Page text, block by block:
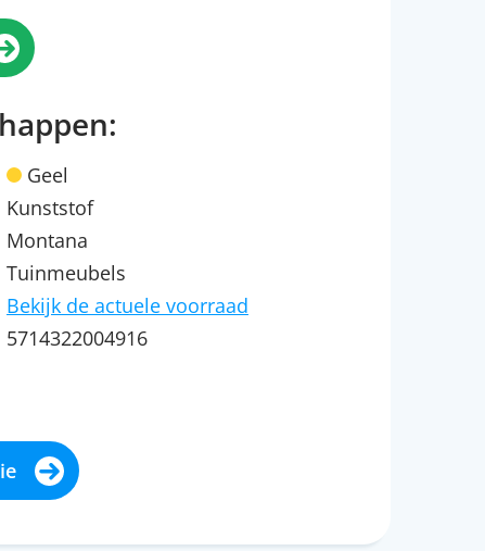
Geel
Kunststof
Montana
Tuinmeubels
Bekijk de actuele voorraad
5714322004916